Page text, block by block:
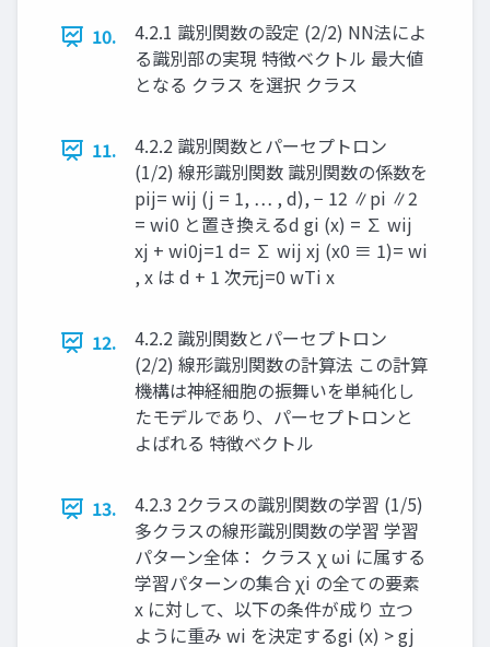
10.
4.2.1 識別関数の設定 (2/2) NN法によ
る識別部の実現 特徴ベクトル 最⼤値
となる クラス を選択 クラス
11.
4.2.2 識別関数とパーセプトロン
(1/2) 線形識別関数 識別関数の係数を
pij ​ = wij (j = 1, … , d), − 12 ∥pi ∥2
= wi0 と置き換える ​ ​ ​ ​ d gi (x) = ∑ wij
xj + wi0 ​ ​ ​ ​ ​ j=1 d ​ = ∑ wij xj (x0 ≡ 1) ​ = wi
, x は d + 1 次元 ​ j=0 wTi x ​ ​ ​ ​ ​
12.
4.2.2 識別関数とパーセプトロン
(2/2) 線形識別関数の計算法 この計算
機構は神経細胞の振舞いを単純化し
たモデルであり、パーセプトロンと
よばれる 特徴ベクトル
13.
4.2.3 2クラスの識別関数の学習 (1/5)
多クラスの線形識別関数の学習 学習
パターン全体： クラス χ ωi に属する
学習パターンの集合 χi の全ての要素
x に対して、以下の条件が成り 立つ
ように重み wi を決定する ​ ​ ​ gi (x) > gj